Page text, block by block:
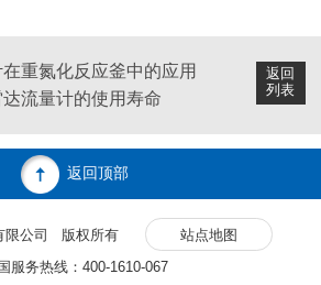
返回
列表
重氮化反应釜中的应用
流量计的使用寿命
返回顶部
限公司 版权所有
站点地图
服务热线：400-1610-067